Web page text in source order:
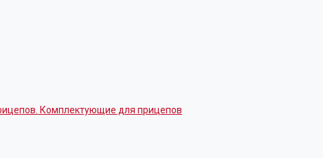
Комплектующие для прицепов